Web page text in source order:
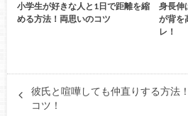
小学生が好きな人と1日で距離を縮
める方法！両思いのコツ
身長伸
が背を
レ！
彼氏と喧嘩しても仲直りする方法
コツ！